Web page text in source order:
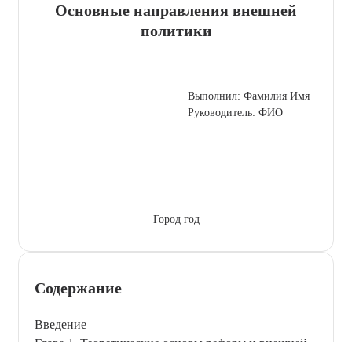
Основные направления внешней
политики
Выполнил: Фамилия Имя
Руководитель: ФИО
Город год
Содержание
Введение